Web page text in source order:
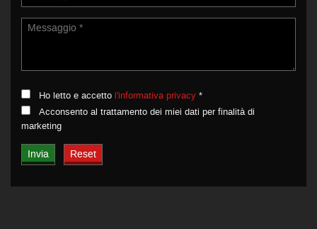
Ho letto e accetto l'informativa privacy *
Acconsento al trattamento dei miei dati per finalità di
marketing